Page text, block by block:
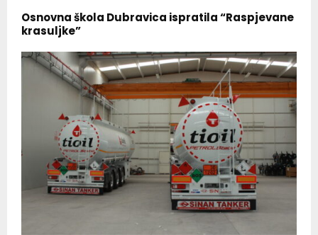
Osnovna škola Dubravica ispratila “Raspjevane
krasuljke”